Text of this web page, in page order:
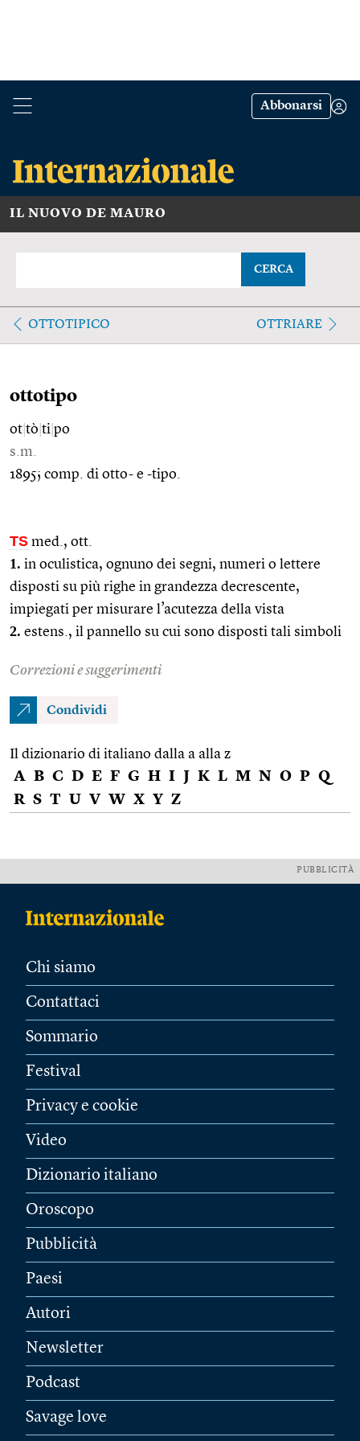
Abbonarsi
IL NUOVO DE MAURO
CERCA
OTTOTIPICO OTTRIARE
ottotipo
ot tò ti po
s.m.
1895; comp. di otto- e -tipo.
TS med., ott.
1. in oculistica, ognuno dei segni, numeri o lettere
disposti su più righe in grandezza decrescente,
impiegati per misurare l’acutezza della vista
2. estens., il pannello su cui sono disposti tali simboli
Correzioni e suggerimenti
Condividi
Il dizionario di italiano dalla a alla z
A B C D E F G H I J K L M N O P Q
R S T U V W X Y Z
PUBBLICITÀ
Chi siamo
Contattaci
Sommario
Festival
Privacy e cookie
Video
Dizionario italiano
Oroscopo
Pubblicità
Paesi
Autori
Newsletter
Podcast
Savage love